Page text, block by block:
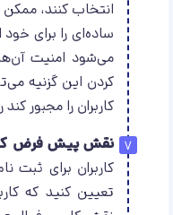
انتخاب کنند،
ساده‌ای را برای
می‌شود امنیت
کردن این گزنیه
کاربران را مجبور
نقش پیش فرض
کاربران برای ثبت
تعیین کنید که